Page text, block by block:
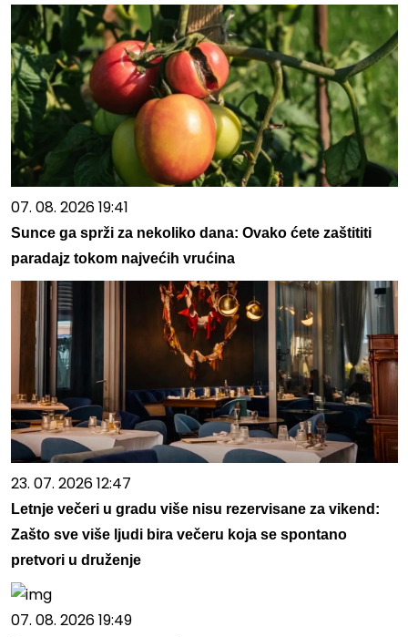
07. 08. 2026 19:41
Sunce ga sprži za nekoliko dana: Ovako ćete zaštititi
paradajz tokom najvećih vrućina
23. 07. 2026 12:47
Letnje večeri u gradu više nisu rezervisane za vikend:
Zašto sve više ljudi bira večeru koja se spontano
pretvori u druženje
07. 08. 2026 19:49